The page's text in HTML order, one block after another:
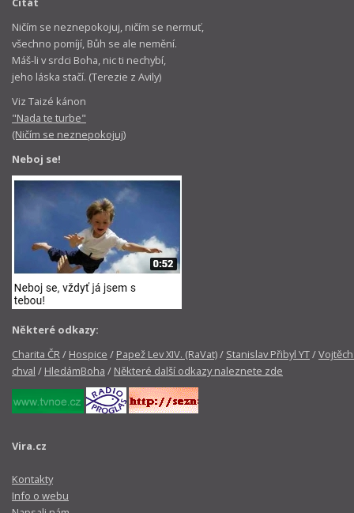
Ničím se neznepokojuj, ničím se nermuť,
všechno pomíjí, Bůh se ale nemění.
Máš-li v srdci Boha, nic ti nechybí,
jeho láska stačí. (Terezie z Avily)
Viz Taizé kánon
"Nada te turbe"
(Ničím se neznepokojuj)
Neboj se!
Některé odkazy:
Charita ČR/ Hospice / Papež Lev XIV. (RaVat)/ Stanislav Přibyl YT/
chval / HledámBoha / Některé další odkazy naleznete zde
Vira.cz
Kontakty
Info o webu